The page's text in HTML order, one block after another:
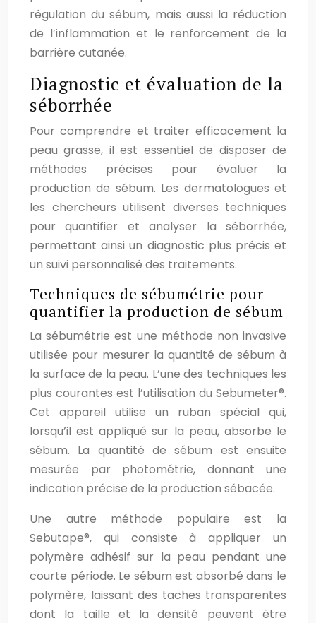
régulation du sébum, mais aussi la réduction
de l’inflammation et le renforcement de la
barrière cutanée.
Diagnostic et évaluation de la
séborrhée
Pour comprendre et traiter efficacement la
peau grasse, il est essentiel de disposer de
méthodes précises pour évaluer la
production de sébum. Les dermatologues et
les chercheurs utilisent diverses techniques
pour quantifier et analyser la séborrhée,
permettant ainsi un diagnostic plus précis et
un suivi personnalisé des traitements.
Techniques de sébumétrie pour
quantifier la production de sébum
La sébumétrie est une méthode non invasive
utilisée pour mesurer la quantité de sébum à
la surface de la peau. L’une des techniques les
plus courantes est l’utilisation du Sebumeter®.
Cet appareil utilise un ruban spécial qui,
lorsqu’il est appliqué sur la peau, absorbe le
sébum. La quantité de sébum est ensuite
mesurée par photométrie, donnant une
indication précise de la production sébacée.
Une autre méthode populaire est la
Sebutape®, qui consiste à appliquer un
polymère adhésif sur la peau pendant une
courte période. Le sébum est absorbé dans le
polymère, laissant des taches transparentes
dont la taille et la densité peuvent être